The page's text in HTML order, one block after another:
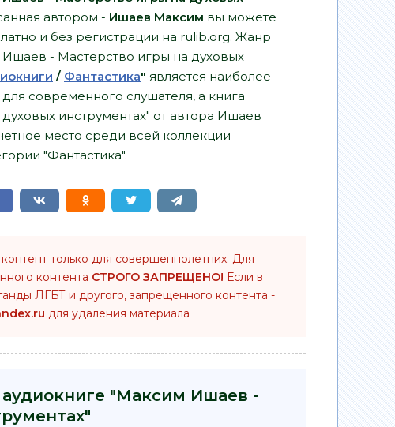
автором - Ишаев Максим вы можете
и без регистрации на rulib.org. Жанр
- Мастерство игры на духовых
/ Фантастика" является наиболее
современного слушателя, а книга
инструментах" от автора Ишаев
место среди всей коллекции
"Фантастика".
только для совершеннолетних. Для
контента СТРОГО ЗАПРЕЩЕНО! Если в
ЛГБТ и другого, запрещенного контента -
для удаления материала
"Максим Ишаев -